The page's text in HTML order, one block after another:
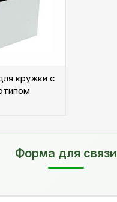
кружки с
Форма для связи